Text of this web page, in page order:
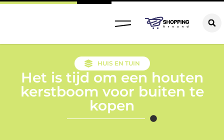
HUIS EN TUIN
Het is tijd om een houten
kerstboom voor buiten te
kopen